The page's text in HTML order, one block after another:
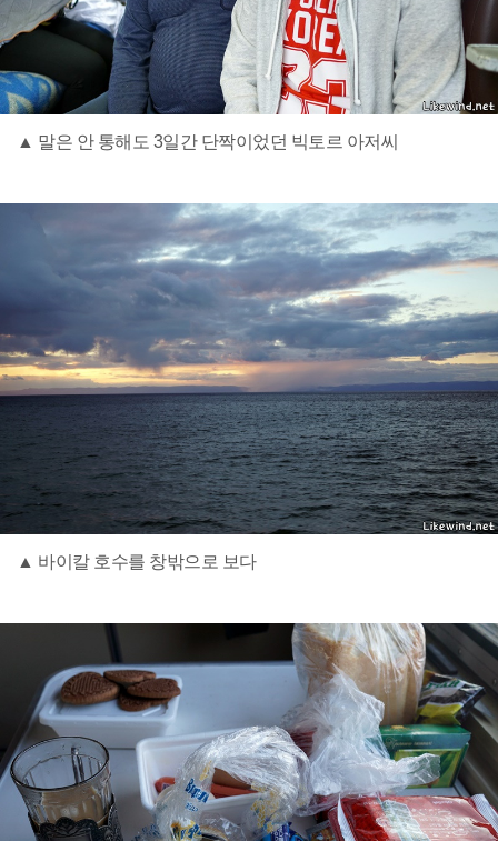
▲ 말은 안 통해도 3일간 단짝이었던 빅토르 아저씨
▲ 바이칼 호수를 창밖으로 보다